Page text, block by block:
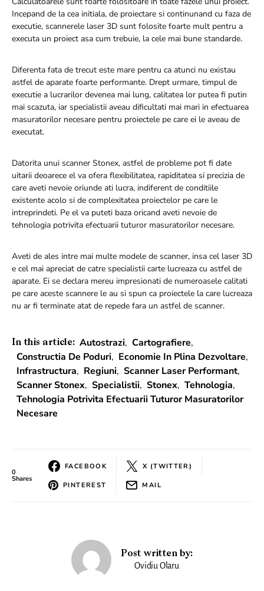
Incepand de la cea initiala, de proiectare si continunand cu faza de
executie, scannerele laser 3D sunt folosite foarte mult pentru a
executa un proiect asa cum trebuie, la cele mai bune standarde.
Diferenta fata de trecut este mare pentru ca atunci nu existau
astfel de aparate foarte performante. Drept urmare, timpul de
executie a lucrarilor devenea mai lung, calitatea lor putea fi putin
mai scazuta, iar specialistii aveau dificultati mai mari in efectuarea
masuratorilor necesare pentru proiectele pe care ei le aveau de
executat.
Datorita unui scanner Stonex, astfel de probleme pot fi date
uitarii deoarece el va ofera flexibilitatea, rapiditatea si precizia de
care aveti nevoie oriunde ati lucra, indiferent de conditiile
existente acolo si de complexitatea proiectelor pe care le
intreprindeti. Pe el va puteti baza oricand aveti nevoie de
tehnologia potrivita efectuarii tuturor masuratorilor necesare.
Aveti de ales intre mai multe modele de scanner, insa cel laser 3D
e cel mai apreciat de catre specialistii carte lucreaza cu astfel de
aparate. Ei se declara mereu impresionati de numeroasele calitati
pe care aceste scannere le au si spun ca proiectele la care lucreaza
nu ar fi terminate atat de repede fara un astfel de scanner.
In this article: Autostrazi, Cartografiere,
Constructia De Poduri, Economie In Plina Dezvoltare,
Infrastructura, Regiuni, Scanner Laser Performant,
Scanner Stonex, Specialistii, Stonex, Tehnologia,
Tehnologia Potrivita Efectuarii Tuturor Masuratorilor
Necesare
0
Shares
FACEBOOK X (TWITTER)
PINTEREST MAIL
Post written by:
Ovidiu Olaru